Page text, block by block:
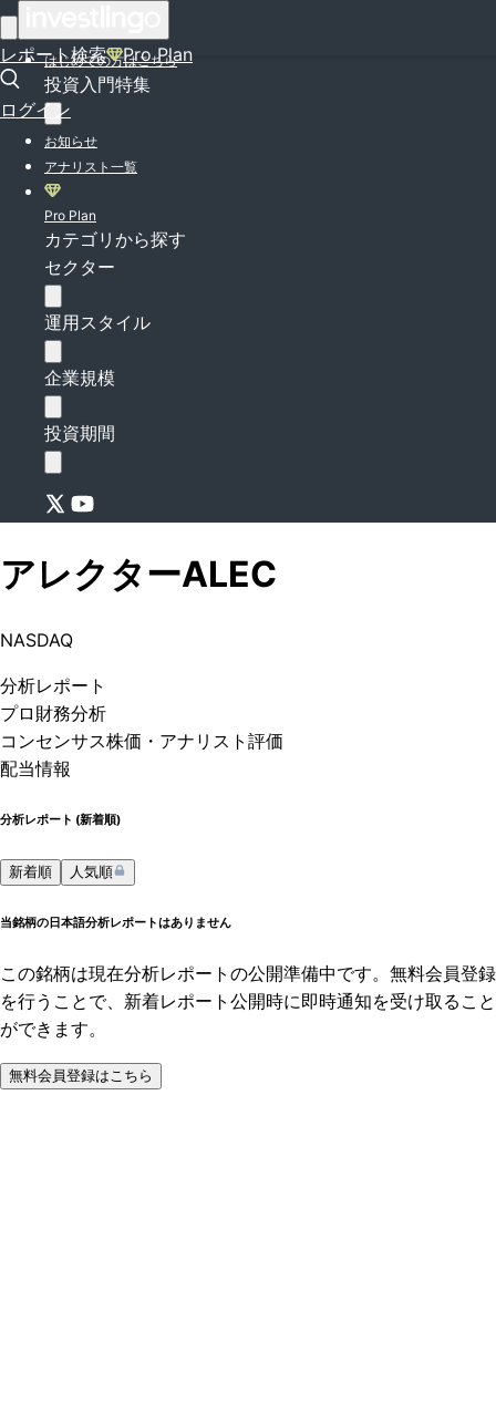
レポート検索 Pro Plan
ログイン
はじめての方はこちら
投資入門特集
お知らせ
アナリスト一覧
Pro Plan
カテゴリから探す
セクター
運用スタイル
企業規模
投資期間
アレクターALEC
NASDAQ
分析レポート
プロ 財務分析
コンセンサス株価 ・アナリスト評価
配当情報
分析レポート (新着順)
新着順 人気順
当銘柄の日本語分析レポートはありません
この銘柄は現在分析レポートの公開準備中です。無料会員登録
を行うことで、新着レポート公開時に即時通知を受け取ること
ができます。
無料会員登録はこちら